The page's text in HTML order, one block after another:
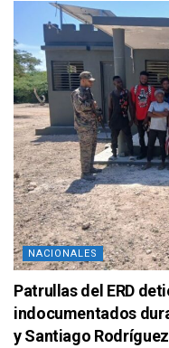
NACIONALES
Patrullas del ERD
indocumentados
y Santiago Rodríguez